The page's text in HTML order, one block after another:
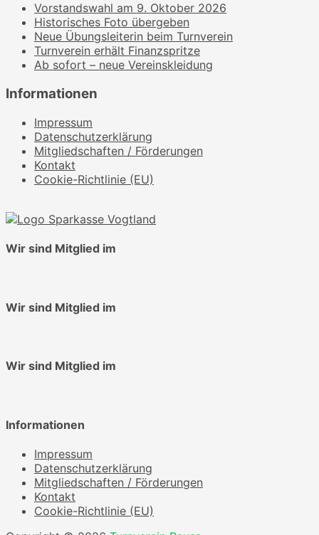
Vorstandswahl am 9. Oktober 2026
Historisches Foto übergeben
Neue Übungsleiterin beim Turnverein
Turnverein erhält Finanzspritze
Ab sofort – neue Vereinskleidung
Informationen
Impressum
Datenschutzerklärung
Mitgliedschaften / Förderungen
Kontakt
Cookie-Richtlinie (EU)
Wir sind Mitglied im
Wir sind Mitglied im
Wir sind Mitglied im
Informationen
Impressum
Datenschutzerklärung
Mitgliedschaften / Förderungen
Kontakt
Cookie-Richtlinie (EU)